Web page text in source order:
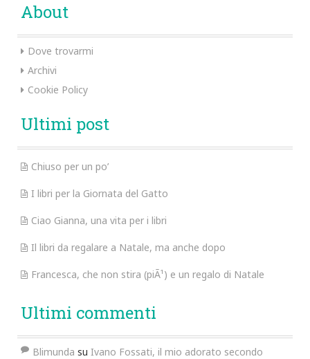
About
Dove trovarmi
Archivi
Cookie Policy
Ultimi post
Chiuso per un po’
I libri per la Giornata del Gatto
Ciao Gianna, una vita per i libri
Il libri da regalare a Natale, ma anche dopo
Francesca, che non stira (piÃ¹) e un regalo di Natale
Ultimi commenti
Blimunda su Ivano Fossati, il mio adorato secondo